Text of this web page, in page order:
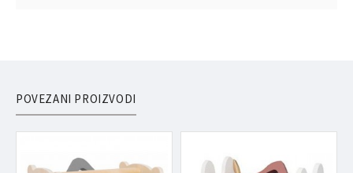
POVEZANI PROIZVODI